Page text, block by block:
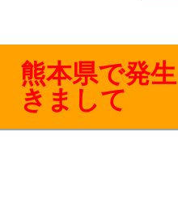
熊本県で発
きまして